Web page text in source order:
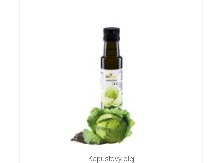
Kapustový olej